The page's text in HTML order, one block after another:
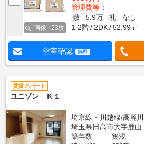
画像 : 23枚
管理費等：--
敷
5.9万 礼
なし
1-2階
2DK 52.99㎡
空室確認 無料
賃貸アパート
ユニゾン Ｋ１
埼京線・川越線/高麗
埼玉県日高市大字鹿山
築年数
築浅